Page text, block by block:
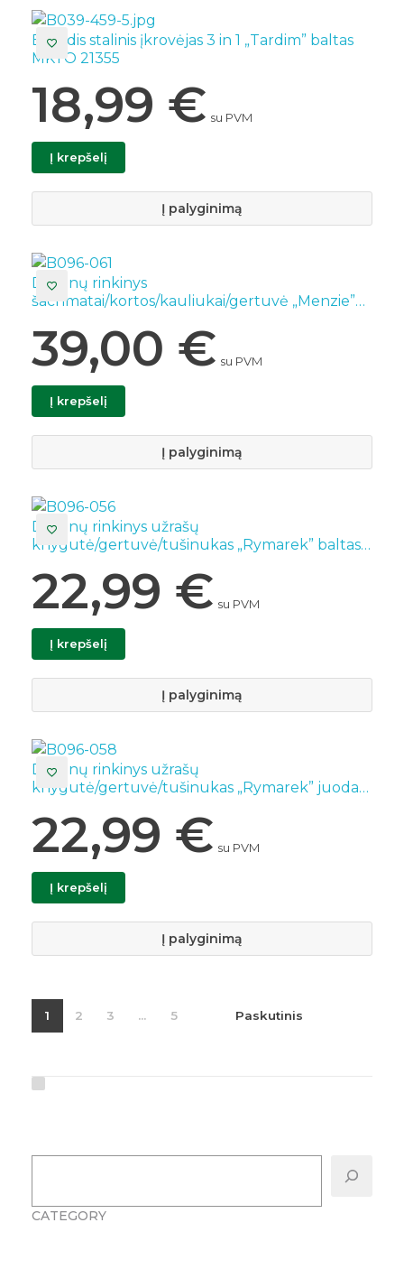
Belaidis stalinis įkrovėjas 3 in 1 „Tardim” baltas
MKTO 21355
18,99 € su PVM
Į krepšelį
Į palyginimą
Dovanų rinkinys
šachmatai/kortos/kauliukai/gertuvė „Menzie”
39,00 € su PVM
Į krepšelį
Į palyginimą
Dovanų rinkinys užrašų
knygutė/gertuvė/tušinukas „Rymarek” baltas
22,99 € su PVM
Į krepšelį
Į palyginimą
Dovanų rinkinys užrašų
knygutė/gertuvė/tušinukas „Rymarek” juodas
22,99 € su PVM
Į krepšelį
Į palyginimą
1 2 3 ... 5 Paskutinis
CATEGORY